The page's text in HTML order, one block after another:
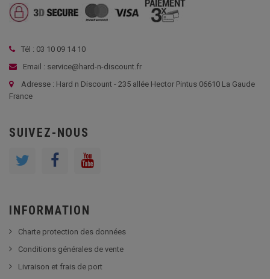
Tél : 03 10 09 14 10
Email : service@hard-n-discount.fr
Adresse : Hard n Discount - 235 allée Hector Pintus 06610 La Gaude
France
SUIVEZ-NOUS
INFORMATION
Charte protection des données
Conditions générales de vente
Livraison et frais de port